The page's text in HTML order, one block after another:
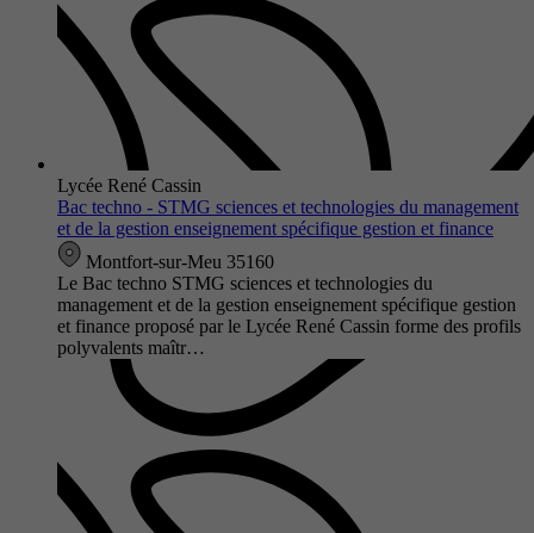
Lycée René Cassin
Bac techno - STMG sciences et technologies du management
et de la gestion enseignement spécifique gestion et finance
Montfort-sur-Meu 35160
Le Bac techno STMG sciences et technologies du
management et de la gestion enseignement spécifique gestion
et finance proposé par le Lycée René Cassin forme des profils
polyvalents maîtr…